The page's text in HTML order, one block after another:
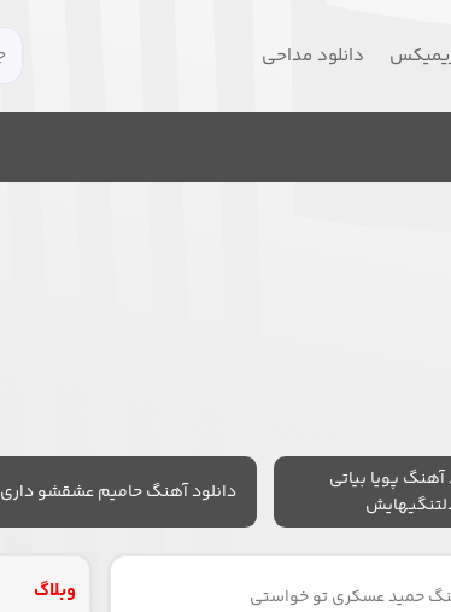
دانلود مداحی
آهنگ پویا بیاتی
دانلود آهنگ حامیم عشقشو داری
حمید عسکری تو خواستی وبلاگ